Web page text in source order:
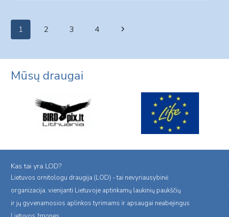
Page
1 2 3 4
Next
Mūsų draugai
Kas tai yra LOD?
Lietuvos ornitologu draugija (LOD) - tai nevyriausybinė
organizacija, vienijanti Lietuvoje aptinkamų laukinių paukščių
ir jų gyvenamosios aplinkos tyrimams ir apsaugai neabejingus